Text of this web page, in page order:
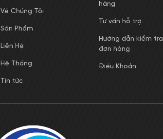
Về Chúng Tôi
Sản Phẩm
Liên Hệ
Hệ Thống
Tin tức
hàng
Tư vấn hỗ trợ
Hướng dẫn kiểm tra
đơn hàng
Điều Khoản